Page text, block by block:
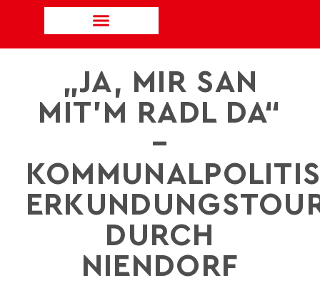
„JA, MIR SAN
MIT’M RADL DA“
–
DURCH
NIENDORF